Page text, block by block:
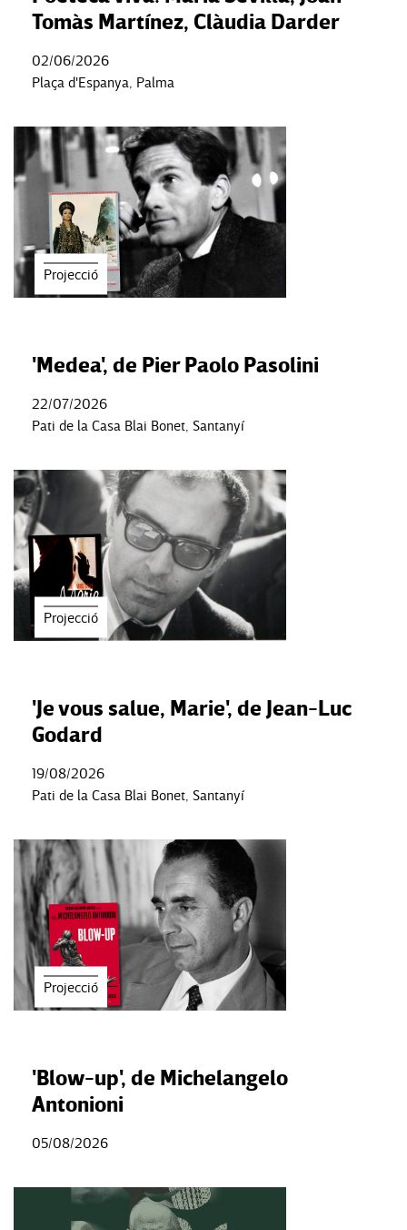
Tomàs Martínez, Clàudia Darder
02/06/2026
Plaça d'Espanya, Palma
Projecció
'Medea', de Pier Paolo Pasolini
22/07/2026
Pati de la Casa Blai Bonet, Santanyí
Projecció
'Je vous salue, Marie', de Jean-Luc
Godard
19/08/2026
Pati de la Casa Blai Bonet, Santanyí
Projecció
'Blow-up', de Michelangelo
Antonioni
05/08/2026